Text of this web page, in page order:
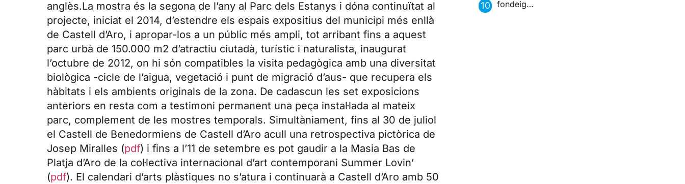
anglès.La mostra és la segona de l’any al Parc dels Estanys i dóna continuïtat al
projecte, iniciat el 2014, d’estendre els espais expositius del municipi més enllà
de Castell d’Aro, i apropar-los a un públic més ampli, tot arribant fins a aquest
parc urbà de 150.000 m2 d’atractiu ciutadà, turístic i naturalista, inaugurat
l’octubre de 2012, on hi són compatibles la visita pedagògica amb una diversitat
biològica -cicle de l’aigua, vegetació i punt de migració d’aus- que recupera els
hàbitats i els ambients originals de la zona. De cadascun les set exposicions
anteriors en resta com a testimoni permanent una peça instal·lada al mateix
parc, complement de les mostres temporals. Simultàniament, fins al 30 de juliol
el Castell de Benedormiens de Castell d’Aro acull una retrospectiva pictòrica de
Josep Miralles (pdf) i fins a l’11 de setembre es pot gaudir a la Masia Bas de
Platja d’Aro de la col·lectiva internacional d’art contemporani Summer Lovin’
(pdf). El calendari d’arts plàstiques no s’atura i continuarà a Castell d’Aro amb 50
fondeig…